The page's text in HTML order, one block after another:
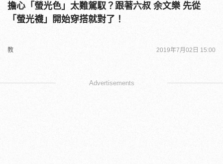
擔心「螢光色」太難駕馭？跟著六叔 余文樂 先從
「螢光襪」開始穿搭就對了！
教 2019年7月02日 15:00
Advertisements